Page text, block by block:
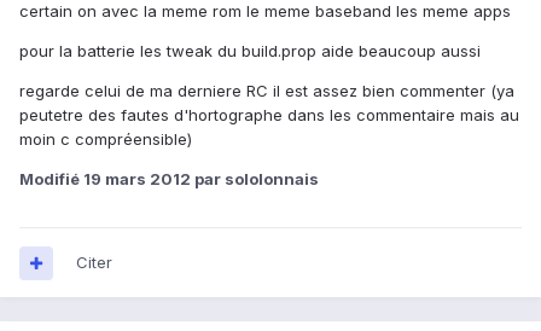
certain on avec la meme rom le meme baseband les meme apps
pour la batterie les tweak du build.prop aide beaucoup aussi
regarde celui de ma derniere RC il est assez bien commenter (ya
peutetre des fautes d'hortographe dans les commentaire mais au
moin c compréensible)
Modifié 19 mars 2012 par sololonnais
Citer